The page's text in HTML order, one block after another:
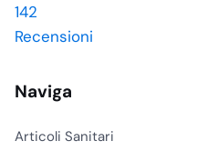
142
Recensioni
Naviga
Articoli Sanitari